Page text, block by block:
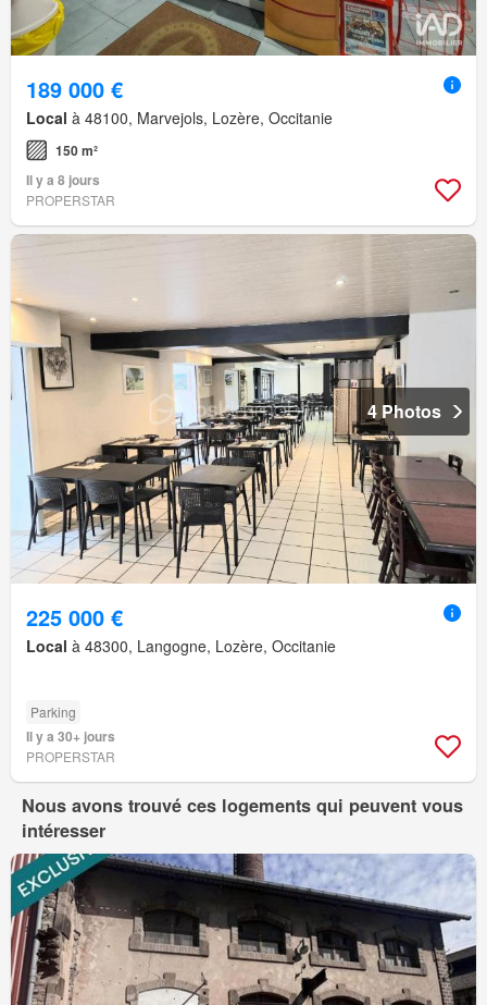
189 000 €
Local à 48100, Marvejols, Lozère, Occitanie
150 m²
Il y a 8 jours
PROPERSTAR
4 Photos
225 000 €
Local à 48300, Langogne, Lozère, Occitanie
Parking
Il y a 30+ jours
PROPERSTAR
Nous avons trouvé ces logements qui peuvent vous
intéresser